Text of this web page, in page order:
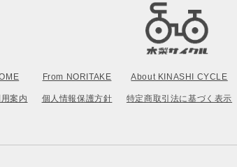
From NORITAKE About KINASHI CYCLE
用案内 個人情報保護方針 特定商取引法に基づく表示